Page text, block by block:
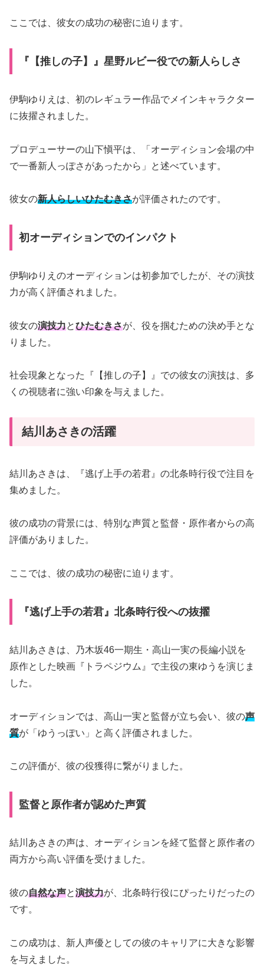
ここでは、彼女の成功の秘密に迫ります。
『【推しの子】』星野ルビー役での新人らしさ
伊駒ゆりえは、初のレギュラー作品でメインキャラクター
に抜擢されました。
プロデューサーの山下愼平は、「オーディション会場の中
で一番新人っぽさがあったから」と述べています。
彼女の新人らしいひたむきさが評価されたのです。
初オーディションでのインパクト
伊駒ゆりえのオーディションは初参加でしたが、その演技
力が高く評価されました。
彼女の演技力とひたむきさが、役を掴むための決め手とな
りました。
社会現象となった『【推しの子】』での彼女の演技は、多
くの視聴者に強い印象を与えました。
結川あさきの活躍
結川あさきは、『逃げ上手の若君』の北条時行役で注目を
集めました。
彼の成功の背景には、特別な声質と監督・原作者からの高
評価がありました。
ここでは、彼の成功の秘密に迫ります。
『逃げ上手の若君』北条時行役への抜擢
結川あさきは、乃木坂46一期生・高山一実の長編小説を
原作とした映画『トラペジウム』で主役の東ゆうを演じま
した。
オーディションでは、高山一実と監督が立ち会い、彼の声
質が「ゆうっぽい」と高く評価されました。
この評価が、彼の役獲得に繋がりました。
監督と原作者が認めた声質
結川あさきの声は、オーディションを経て監督と原作者の
両方から高い評価を受けました。
彼の自然な声と演技力が、北条時行役にぴったりだったの
です。
この成功は、新人声優としての彼のキャリアに大きな影響
を与えました。